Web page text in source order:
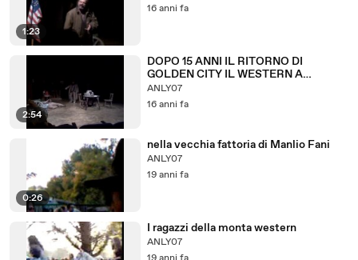
1:23
16 anni fa
2:54
DOPO 15 ANNI IL RITORNO DI
GOLDEN CITY IL WESTERN A
TEATRO
ANLY07
16 anni fa
0:26
nella vecchia fattoria di Manlio Fani
ANLY07
19 anni fa
I ragazzi della monta western
ANLY07